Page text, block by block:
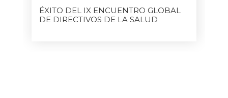
ÉXITO DEL IX ENCUENTRO GLOBAL
DE DIRECTIVOS DE LA SALUD